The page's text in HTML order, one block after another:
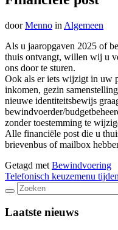
doorMenno in Algemeen
Als u jaaropgaven 2025 of
thuis ontvangt, willen wij u
ons door te sturen.
Ook als er iets wijzigt in uw
inkomen, gezin
nieuwe identiteitsbewijs
bewindvoerder/
zonder toestemming te
Alle financiële post die u
brievenbus of mailbox
Getagd met Bewindvoering
Bericht
navigatie
Telefonisch keuzemenu
Laatste nieuws